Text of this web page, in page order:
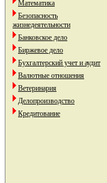
Математика
Безопасность
жизнедеятельности
Банковское дело
Биржевое дело
Бухгалтерский учет и аудит
Валютные отношения
Ветеринария
Делопроизводство
Кредитование